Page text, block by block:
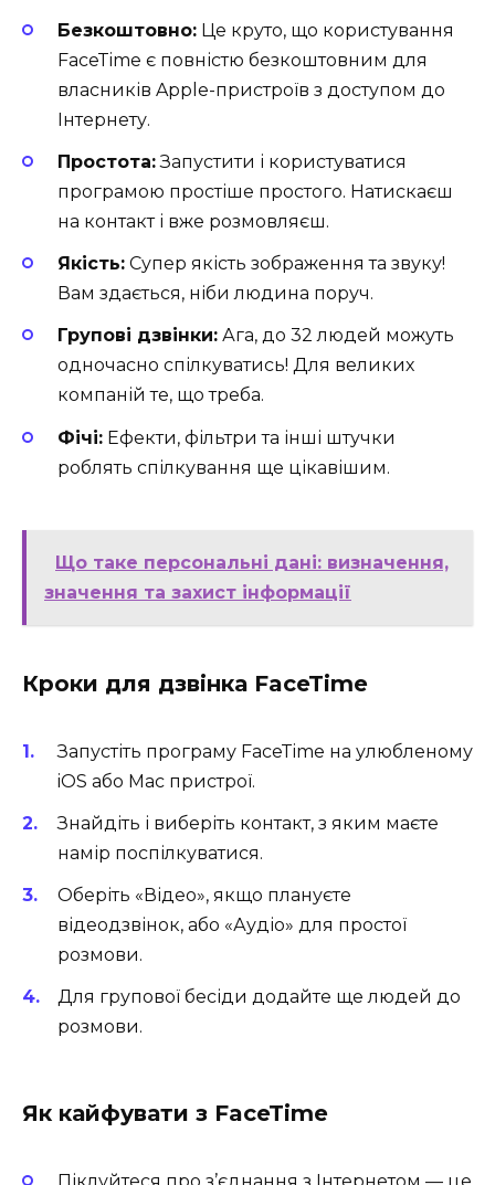
Безкоштовно: Це круто, що користування
FaceTime є повністю безкоштовним для
власників Apple-пристроїв з доступом до
Інтернету.
Простота:Запустити і користуватися
програмою простіше простого. Натискаєш
на контакт і вже розмовляєш.
Якість: Супер якість зображення та звуку!
Вам здається, ніби людина поруч.
Групові дзвінки: Ага, до 32 людей можуть
одночасно спілкуватись! Для великих
компаній те, що треба.
Фічі: Ефекти, фільтри та інші штучки
роблять спілкування ще цікавішим.
Що таке персональні дані: визначення,
значення та захист інформації
Кроки для дзвінка FaceTime
Запустіть програму FaceTime на улюбленому
iOS або Mac пристрої.
Знайдіть і виберіть контакт, з яким маєте
намір поспілкуватися.
Оберіть «Відео», якщо плануєте
відеодзвінок, або «Аудіо» для простої
розмови.
Для групової бесіди додайте ще людей до
розмови.
Як кайфувати з FaceTime